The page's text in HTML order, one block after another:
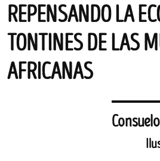
REPENSANDO LA
TONTINES DE LAS
AFRICANAS